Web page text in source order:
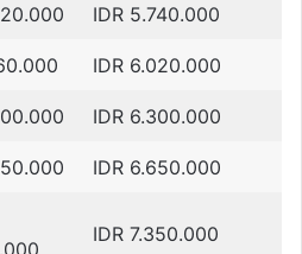
IDR 5.740.000
IDR 6.020.000
IDR 6.300.000
IDR 6.650.000
IDR 7.350.000